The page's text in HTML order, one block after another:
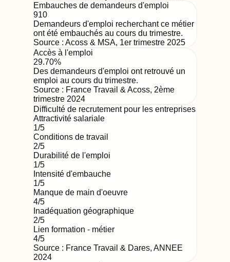
Embauches de demandeurs d'emploi
910
Demandeurs d'emploi recherchant ce métier
ont été embauchés au cours du trimestre.
Source : Acoss & MSA, 1er trimestre 2025
Accès à l'emploi
29.70%
Des demandeurs d'emploi ont retrouvé un
emploi au cours du trimestre.
Source : France Travail & Acoss, 2ème
trimestre 2024
Difficulté de recrutement pour les entreprises
Attractivité salariale
1/5
Conditions de travail
2/5
Durabilité de l'emploi
1/5
Intensité d'embauche
1/5
Manque de main d'oeuvre
4/5
Inadéquation géographique
2/5
Lien formation - métier
4/5
Source : France Travail & Dares, ANNEE
2024